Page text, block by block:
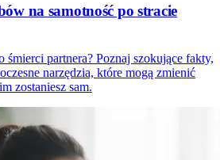
na samotność po stracie
śmierci partnera? Poznaj szokujące fakty,
narzędzia, które mogą zmienić
zostaniesz sam.